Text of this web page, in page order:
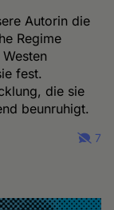
Autorin die
Regime
fest.
die sie
beunruhigt.
7